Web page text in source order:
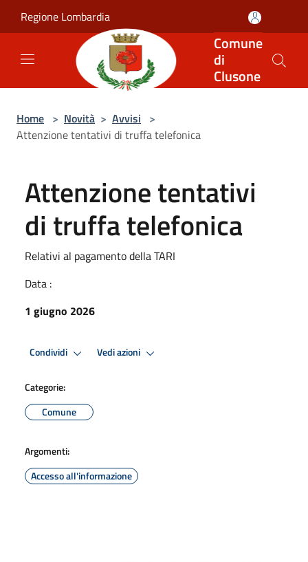
Regione Lombardia
Comune
di
Clusone
Home > Novità > Avvisi >
Attenzione tentativi di truffa telefonica
Attenzione tentativi
di truffa telefonica
Relativi al pagamento della TARI
Data :
1 giugno 2026
Condividi Vedi azioni
Categorie:
Comune
Argomenti:
Accesso all'informazione